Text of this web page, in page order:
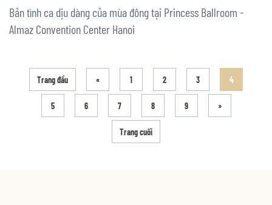
Bản tình ca dịu dàng của mùa đông tại Princess Ballroom -
Almaz Convention Center Hanoi
Trang đầu « 1 2 3 4
5 6 7 8 9 »
Trang cuối